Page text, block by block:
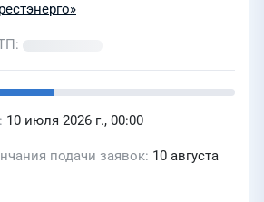
10 июля 2026 г., 00:00
подачи заявок 10 августа